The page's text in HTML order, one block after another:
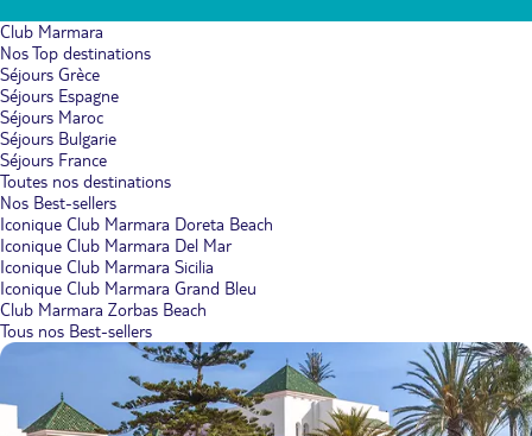
Club Marmara
Nos Top destinations
Séjours Grèce
Séjours Espagne
Séjours Maroc
Séjours Bulgarie
Séjours France
Toutes nos destinations
Nos Best-sellers
Iconique Club Marmara Doreta Beach
Iconique Club Marmara Del Mar
Iconique Club Marmara Sicilia
Iconique Club Marmara Grand Bleu
Club Marmara Zorbas Beach
Tous nos Best-sellers